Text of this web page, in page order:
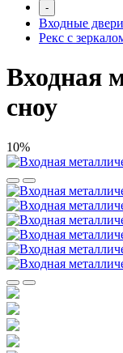
-
Входные
Рекс с
Входная
сноу
10%